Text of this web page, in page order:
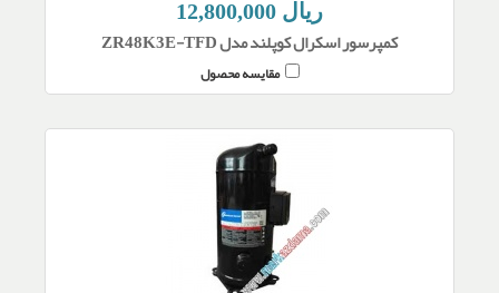
12,800,000 ریال
کمپرسور اسکرال کوپلند مدل ZR48K3E-TFD
مقایسه محصول